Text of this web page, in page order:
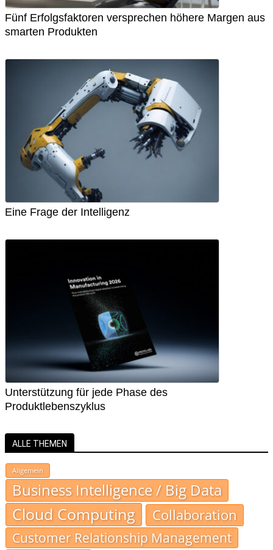
Fünf Erfolgsfaktoren versprechen höhere Margen aus
smarten Produkten
Eine Frage der Intelligenz
Unterstützung für jede Phase des
Produktlebenszyklus
ALLE THEMEN
Allgemein
Business Intelligence / Big Data
Cloud Computing Collaboration
Customer Relationship Management